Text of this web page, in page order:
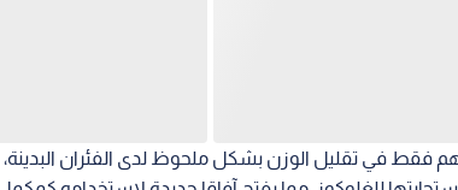
فقط في تقليل الوزن بشكل ملحوظ لدى الفئران البدينة،